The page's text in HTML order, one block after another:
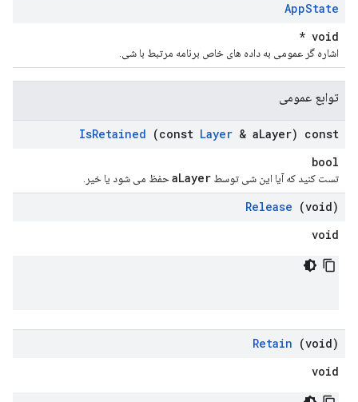
AppState
void *
اشاره گر عمومی به داده های خاص برنامه مرتبط با شی.
توابع عمومی
IsRetained (const Layer & aLayer) const
bool
تست کنید که آیا این شی توسط aLayerحفظ می شود یا خیر.
Release (void)
void
Retain (void)
void